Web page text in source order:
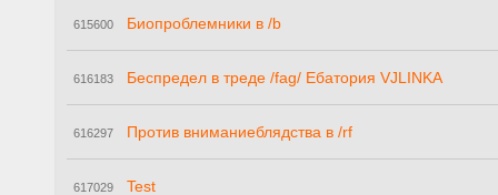
615600 Биопроблемники в /b
616183 Беспредел в треде /fag/ Ебатория VJLINKA
616297 Против вниманиеблядства в /rf
617029 Test